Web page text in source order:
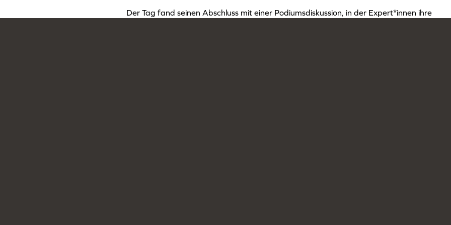
Der Tag fand seinen Abschluss mit einer Podiumsdiskussion, in der Expert*innen ihre